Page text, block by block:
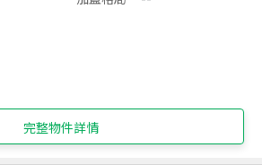
完整物件詳情